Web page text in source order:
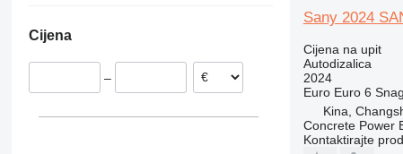
Cijena
–
Sany 2024
Cijena na upit
Autodizalica
2024
Euro Euro 6
Kina,
Concrete Power
Kontaktirajte